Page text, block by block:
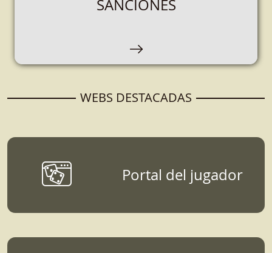
encarguen de la organización, comercialización
y explotación de juegos de azar.
SANCIONES
WEBS DESTACADAS
Portal del jugador